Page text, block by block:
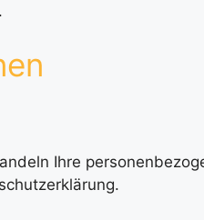
Ihre